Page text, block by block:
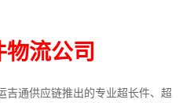
流公司
吉通供应链推出的专业超长件、超